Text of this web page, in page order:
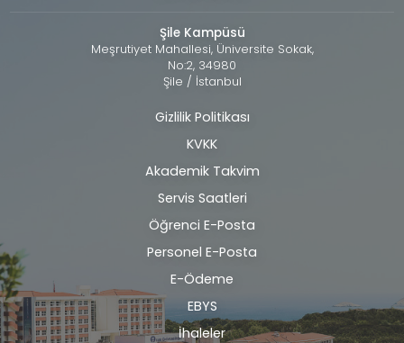
Şile Kampüsü
Meşrutiyet Mahallesi, Üniversite Sokak,
No:2, 34980
Şile / İstanbul
Alt
bilgi
Gizlilik Politikası
KVKK
Akademik Takvim
Servis Saatleri
Öğrenci E-Posta
Personel E-Posta
E-Ödeme
EBYS
İhaleler